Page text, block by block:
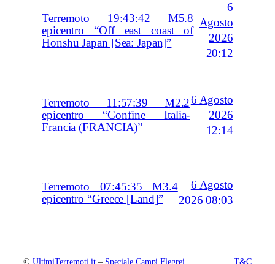
Terremoto 19:43:42 M5.8
epicentro “Off east coast of
Honshu Japan [Sea: Japan]”
6
Agosto
2026
20:12
Terremoto 11:57:39 M2.2
epicentro “Confine Italia-
Francia (FRANCIA)”
6 Agosto
2026
12:14
Terremoto 07:45:35 M3.4
epicentro “Greece [Land]”
6 Agosto
2026 08:03
© UltimiTerremoti.it – Speciale Campi Flegrei T&C